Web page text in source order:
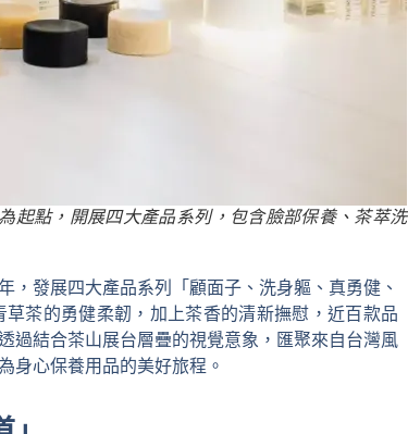
起點，開展四大產品系列，包含臉部保養、茶萃洗
發展四大產品系列「顧面子、洗身軀、真勇健、
茶的勇健柔韌，加上茶香的清新撫慰，近百款品
過結合茶山展台層疊的視覺意象，匯聚來自台灣風
身心保養用品的美好旅程。